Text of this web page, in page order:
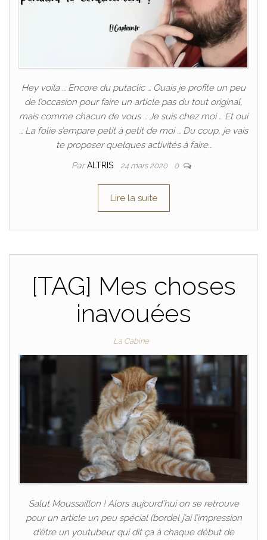
Hey voila … Encore du putaclic … Ouais je profite un peu
de l’occasion pour faire un article pas du tout original,
mais comme chacun de vous … Je suis chez moi … Et oui
… La folie s’empare petit à petit de moi … Du coup, je vais
te proposer quelques activités à faire…
ParALTRIS 24 mars 2020 0
Lire la suite
[TAG] Mes choses
inavouées
La Cabine
Salut Moussaillon ! Alors aujourd’hui on se retrouve
pour un article un peu spécial (bordel j’ai l’impression
d’être un youtubeur qui dit ça à chaque début de